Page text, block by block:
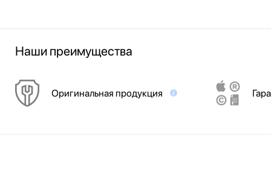
Наши преимущества
Оригинальная продукция